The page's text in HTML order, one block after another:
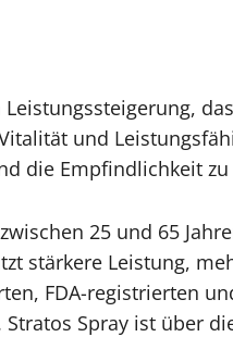
und
die Empfindlichkeit
25 und 65
stärkere Leistung,
FDA-registrierten
Spray ist über